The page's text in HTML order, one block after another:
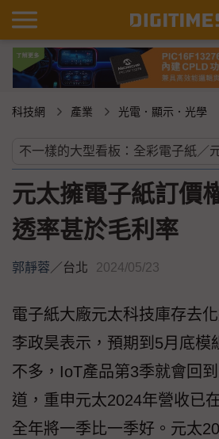
科技網 產業 光電．顯示．光學
元太擁電子紙訂
透率甚於毛利率
郭靜蓉／台北 2024/05/23
電子紙大廠元太科技庫存去
李政昊表示，預期到5月底模
不多，IoT產品第3季就會回
道，重申元太2024年營收已
全年將一季比一季好。元太